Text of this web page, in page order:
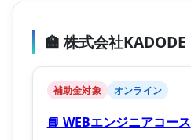
🏫 株式会社KADODE
補助金対象 オンライン
📘 WEBエンジニアコース